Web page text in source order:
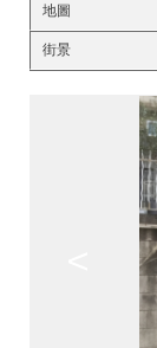
地圖
街景